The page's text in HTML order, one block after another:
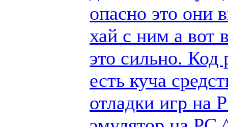
опасно это они
хай с ним а вот
это сильно. Код
есть куча
отладки игр на